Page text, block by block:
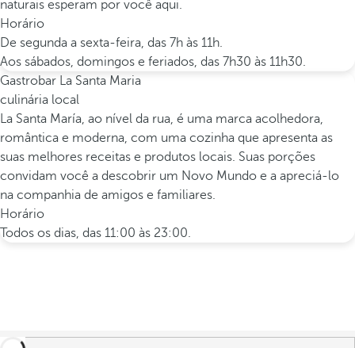
naturais esperam por você aqui.
Horário
De segunda a sexta-feira, das 7h às 11h.
Aos sábados, domingos e feriados, das 7h30 às 11h30.
Gastrobar La Santa Maria
culinária local
La Santa María, ao nível da rua, é uma marca acolhedora,
romântica e moderna, com uma cozinha que apresenta as
suas melhores receitas e produtos locais. Suas porções
convidam você a descobrir um Novo Mundo e a apreciá-lo
na companhia de amigos e familiares.
Horário
Todos os dias, das 11:00 às 23:00.